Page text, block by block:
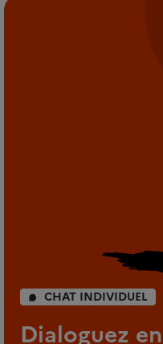
CHAT INDIVIDUEL
Dialoguez